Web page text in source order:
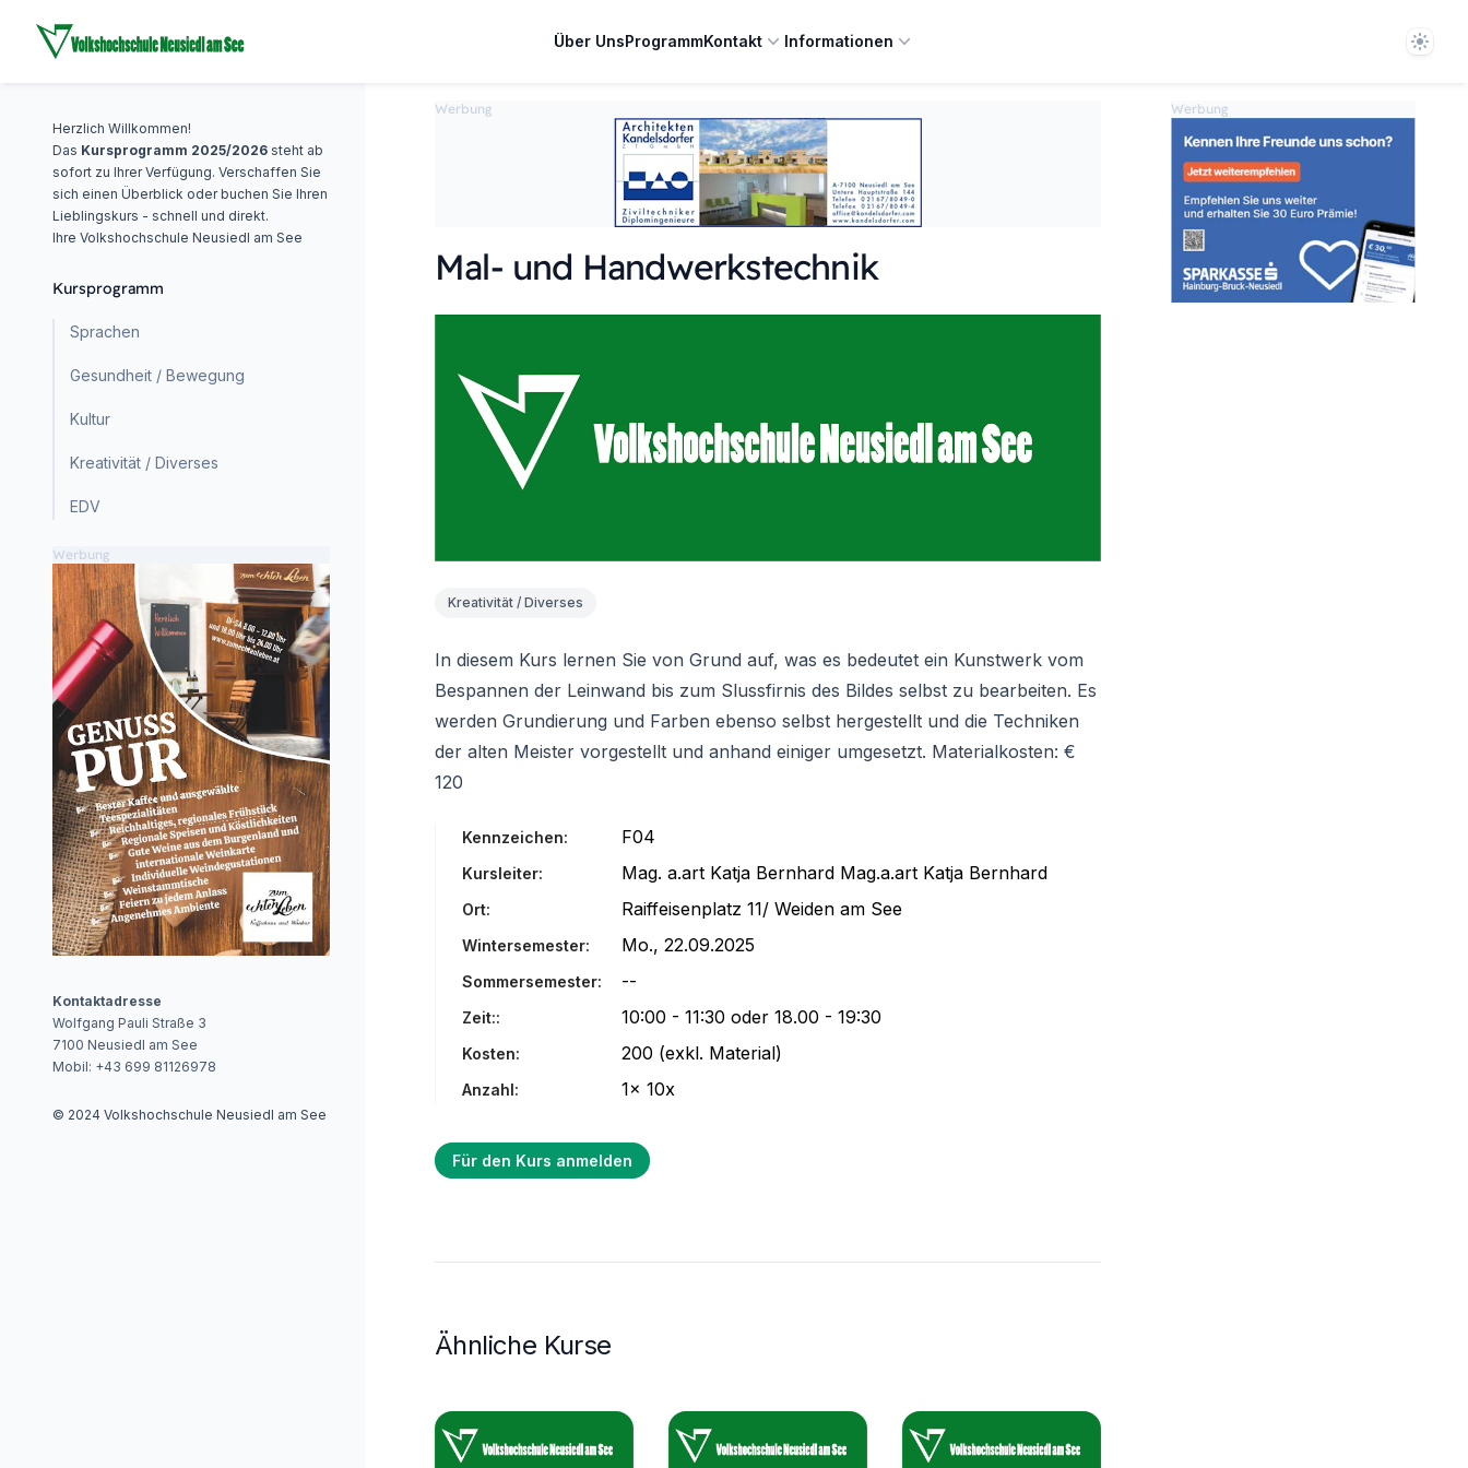
Über UnsProgrammKontakt Informationen Theme
Herzlich Willkommen!
Das Kursprogramm 2025/2026 steht ab
sofort zu Ihrer Verfügung. Verschaffen Sie
sich einen Überblick oder buchen Sie Ihren
Lieblingskurs - schnell und direkt.
Ihre Volkshochschule Neusiedl am See
Kursprogramm
Sprachen
Gesundheit / Bewegung
Kultur
Kreativität / Diverses
EDV
Werbung
Kontaktadresse
Wolfgang Pauli Straße 3
7100 Neusiedl am See
Mobil: +43 699 81126978
© 2024 Volkshochschule Neusiedl am See
Werbung
Mal- und Handwerkstechnik
Kreativität / Diverses
In diesem Kurs lernen Sie von Grund auf, was es bedeutet ein Kunstwerk vom
Bespannen der Leinwand bis zum Slussfirnis des Bildes selbst zu bearbeiten. Es
werden Grundierung und Farben ebenso selbst hergestellt und die Techniken
der alten Meister vorgestellt und anhand einiger umgesetzt. Materialkosten: €
120
Kennzeichen: F04
Kursleiter: Mag. a.art Katja Bernhard Mag.a.art Katja Bernhard
Ort: Raiffeisenplatz 11/ Weiden am See
Wintersemester: Mo., 22.09.2025
Sommersemester: --
Zeit:: 10:00 - 11:30 oder 18.00 - 19:30
Kosten: 200 (exkl. Material)
Anzahl: 1x 10x
Für den Kurs anmelden
Ähnliche Kurse
Werbung